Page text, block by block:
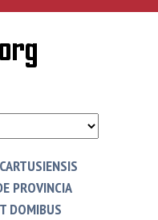
PROVINCIA
DOMIBUS